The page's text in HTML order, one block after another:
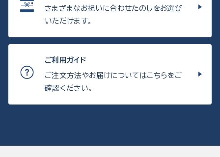
さまざまなお祝いに合わせたのしをお選び
いただけます。
ご利用ガイド
ご注文方法やお届けについてはこちらをご
確認ください。